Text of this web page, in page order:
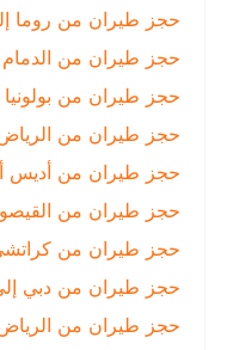
حجز طيران من روما إلى
حجز طيران من الدمام إلى
حجز طيران من بولونيا إلى
حجز طيران من الرياض إلى
حجز طيران من أديس أبابا
حجز طيران من القيصومة
حجز طيران من كراتشي إلى
حجز طيران من دبي إلى
حجز طيران من الرياض إلى